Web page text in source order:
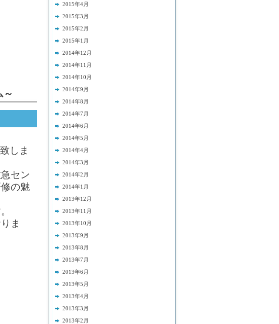
～
しま
セン
の魅
ま
2015年4月
2015年3月
2015年2月
2015年1月
2014年12月
2014年11月
2014年10月
2014年9月
2014年8月
2014年7月
2014年6月
2014年5月
2014年4月
2014年3月
2014年2月
2014年1月
2013年12月
2013年11月
2013年10月
2013年9月
2013年8月
2013年7月
2013年6月
2013年5月
2013年4月
2013年3月
2013年2月